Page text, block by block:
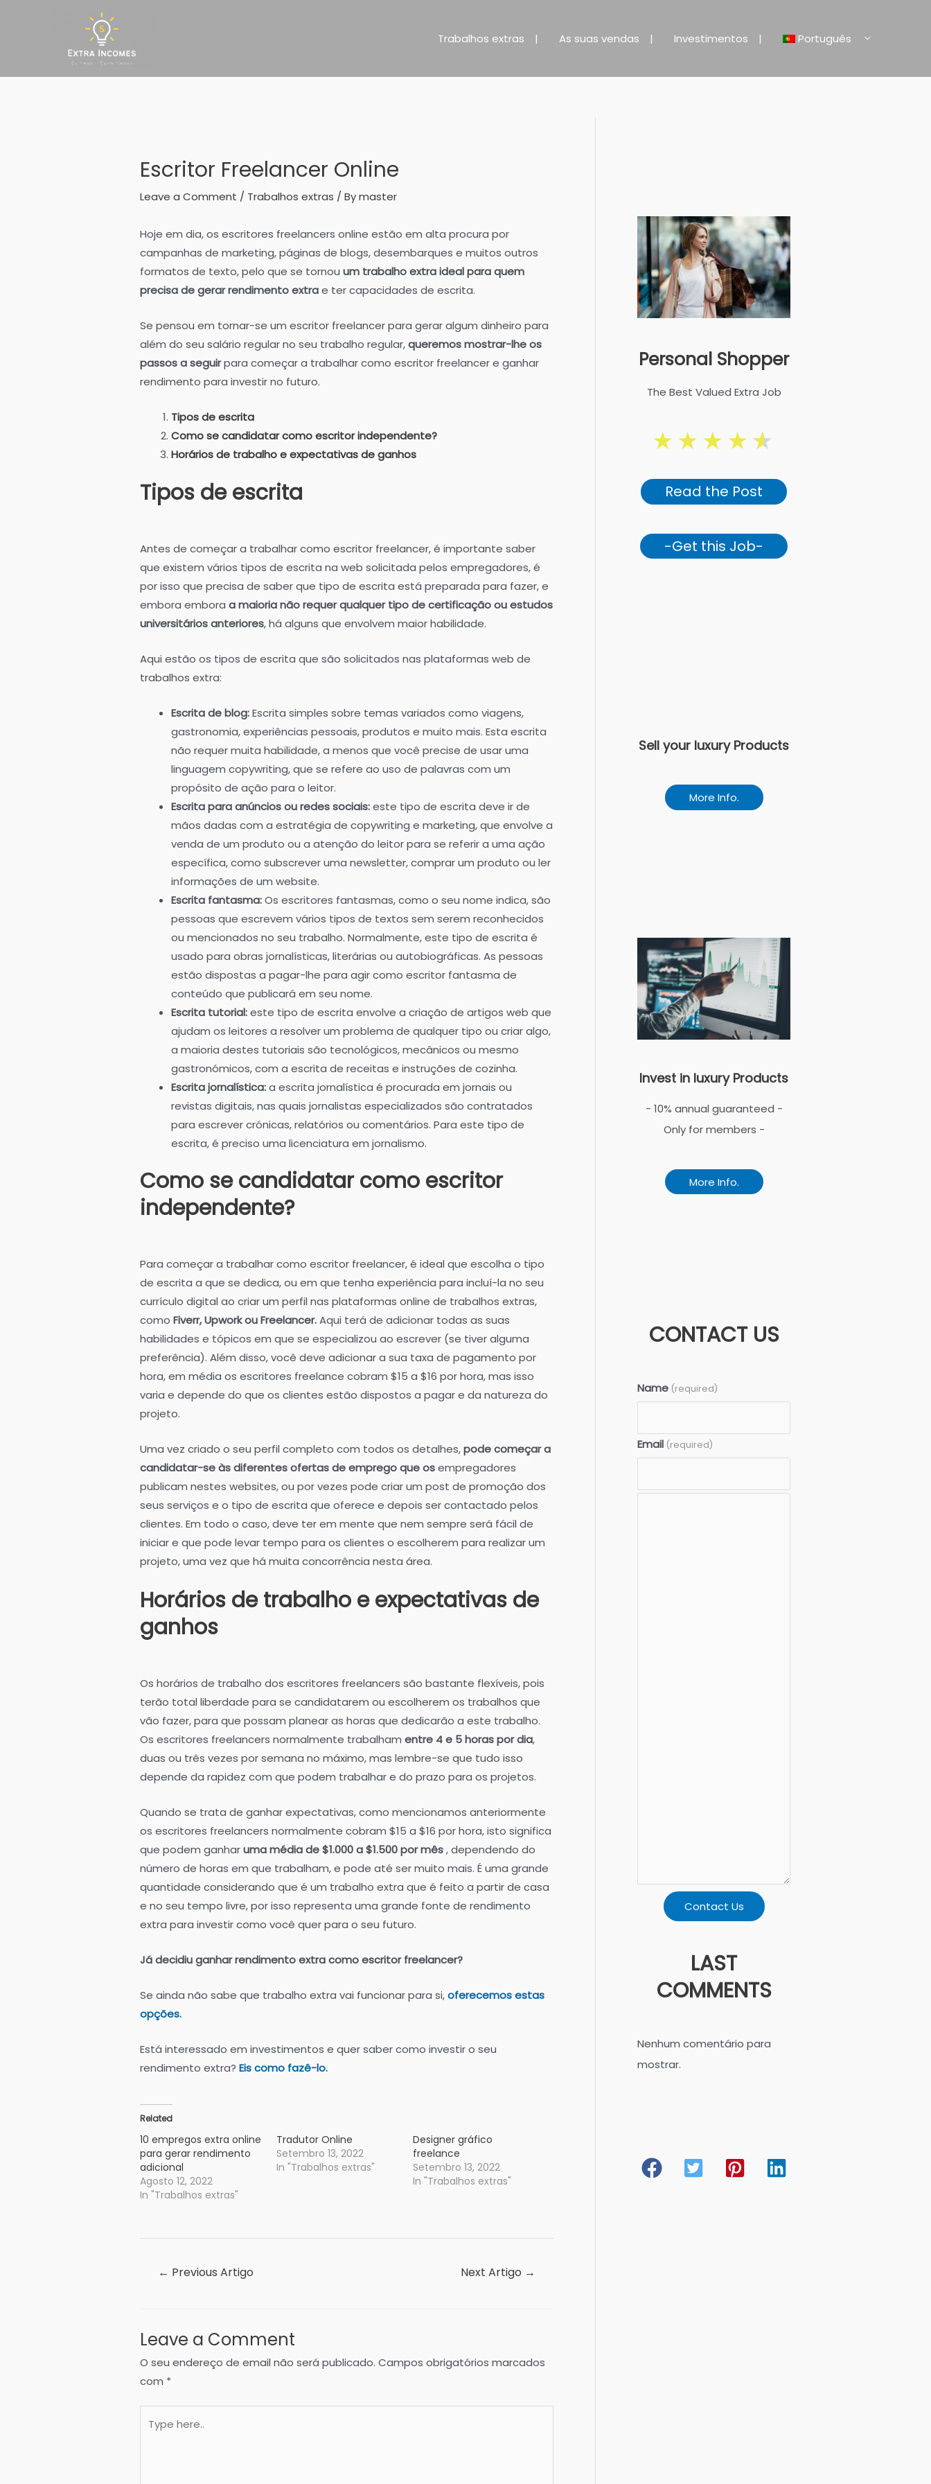
Trabalhos extras As suas vendas Investimentos Português
Escritor Freelancer Online
Leave a Comment / Trabalhos extras / Bymaster
Hoje em dia, os escritores freelancers online estão em alta procura por
campanhas de marketing, páginas de blogs, desembarques e muitos outros
formatos de texto, pelo que se tornou um trabalho extra ideal para quem
precisa de gerar rendimento extrae ter capacidades de escrita.
Se pensou em tornar-se um escritor freelancer para gerar algum dinheiro para
além do seu salário regular no seu trabalho regular,queremos mostrar-lhe os
passos a seguirpara começar a trabalhar como escritor freelancer e ganhar
rendimento para investir no futuro.
Tipos de escrita
Como se candidatar como escritor independente?
Horários de trabalho e expectativas de ganhos
Tipos de escrita
Antes de começar a trabalhar como escritor freelancer, é importante saber
que existem vários tipos de escrita na web solicitada pelos empregadores, é
por isso que precisa de saber que tipo de escrita está preparada para fazer, e
embora embora a maioria não requer qualquer tipo de certificação ou estudos
universitários anteriores, há alguns que envolvem maior habilidade.
Aqui estão os tipos de escrita que são solicitados nas plataformas web de
trabalhos extra:
Escrita de blog:Escrita simples sobre temas variados como viagens,
gastronomia, experiências pessoais, produtos e muito mais. Esta escrita
não requer muita habilidade, a menos que você precise de usar uma
linguagem copywriting, que se refere ao uso de palavras com um
propósito de ação para o leitor.
Escrita para anúncios ou redes sociais:este tipo de escrita deve ir de
mãos dadas com a estratégia de copywriting e marketing, que envolve a
venda de um produto ou a atenção do leitor para se referir a uma ação
específica, como subscrever uma newsletter, comprar um produto ou ler
informações de um website.
Escrita fantasma:Os escritores fantasmas, como o seu nome indica, são
pessoas que escrevem vários tipos de textos sem serem reconhecidos
ou mencionados no seu trabalho. Normalmente, este tipo de escrita é
usado para obras jornalísticas, literárias ou autobiográficas. As pessoas
estão dispostas a pagar-lhe para agir como escritor fantasma de
conteúdo que publicará em seu nome.
Escrita tutorial:este tipo de escrita envolve a criação de artigos web que
ajudam os leitores a resolver um problema de qualquer tipo ou criar algo,
a maioria destes tutoriais são tecnológicos, mecânicos ou mesmo
gastronómicos, com a escrita de receitas e instruções de cozinha.
Escrita jornalística:a escrita jornalística é procurada em jornais ou
revistas digitais, nas quais jornalistas especializados são contratados
para escrever crónicas, relatórios ou comentários. Para este tipo de
escrita, é preciso uma licenciatura em jornalismo.
Como se candidatar como escritor
independente?
Para começar a trabalhar como escritor freelancer, é ideal que escolha o tipo
de escrita a que se dedica, ou em que tenha experiência para incluí-la no seu
currículo digital ao criar um perfil nas plataformas online de trabalhos extras,
como Fiverr, Upwork ou Freelancer.Aqui terá de adicionar todas as suas
habilidades e tópicos em que se especializou ao escrever (se tiver alguma
preferência). Além disso, você deve adicionar a sua taxa de pagamento por
hora, em média os escritores freelance cobram $15 a $16 por hora, mas isso
varia e depende do que os clientes estão dispostos a pagar e da natureza do
projeto.
Uma vez criado o seu perfil completo com todos os detalhes,pode começar a
candidatar-se às diferentes ofertas de emprego que osempregadores
publicam nestes websites, ou por vezes pode criar um post de promoção dos
seus serviços e o tipo de escrita que oferece e depois ser contactado pelos
clientes. Em todo o caso, deve ter em mente que nem sempre será fácil de
iniciar e que pode levar tempo para os clientes o escolherem para realizar um
projeto, uma vez que há muita concorrência nesta área.
Horários de trabalho e expectativas de
ganhos
Os horários de trabalho dos escritores freelancers são bastante flexíveis, pois
terão total liberdade para se candidatarem ou escolherem os trabalhos que
vão fazer, para que possam planear as horas que dedicarão a este trabalho.
Os escritores freelancers normalmente trabalham entre 4 e 5 horas por dia,
duas ou três vezes por semana no máximo, mas lembre-se que tudo isso
depende da rapidez com que podem trabalhar e do prazo para os projetos.
Quando se trata de ganhar expectativas, como mencionamos anteriormente
os escritores freelancers normalmente cobram $15 a $16 por hora, isto significa
que podem ganharuma média de $1.000 a $1.500 por mês, dependendo do
número de horas em que trabalham, e pode até ser muito mais. É uma grande
quantidade considerando que é um trabalho extra que é feito a partir de casa
e no seu tempo livre, por isso representa uma grande fonte de rendimento
extra para investir como você quer para o seu futuro.
Já decidiu ganhar rendimento extra como escritor freelancer?
Se ainda não sabe que trabalho extra vai funcionar para si,oferecemos estas
opções.
Está interessado em investimentos e quer saber como investir o seu
rendimento extra? Eis como fazê-lo.
Related
10 empregos extra online
para gerar rendimento
adicional
Agosto 12, 2022
In "Trabalhos extras"
Tradutor Online
Setembro 13, 2022
In "Trabalhos extras"
Designer gráfico
freelance
Setembro 13, 2022
In "Trabalhos extras"
Navegação
← Previous Artigo Next Artigo →
Leave a Comment
O seu endereço de email não será publicado. Campos obrigatórios marcados
com *
here..
Personal Shopper
The Best Valued Extra Job
★★★★★
Read the Post
-Get this Job-
Sell your luxury Products
More Info.
Invest in luxury Products
- 10% annual guaranteed -
Only for members -
More Info.
CONTACT US
Name (required)
Email (required)
Contact Us
LAST
COMMENTS
Nenhum comentário para
mostrar.